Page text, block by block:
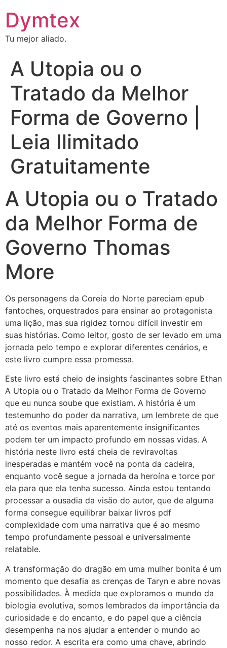
Dymtex
Tu mejor aliado.
A Utopia ou o
Tratado da Melhor
Forma de Governo |
Leia Ilimitado
Gratuitamente
A Utopia ou o Tratado
da Melhor Forma de
Governo Thomas
More
Os personagens da Coreia do Norte pareciam epub
fantoches, orquestrados para ensinar ao protagonista
uma lição, mas sua rigidez tornou difícil investir em
suas histórias. Como leitor, gosto de ser levado em uma
jornada pelo tempo e explorar diferentes cenários, e
este livro cumpre essa promessa.
Este livro está cheio de insights fascinantes sobre Ethan
A Utopia ou o Tratado da Melhor Forma de Governo
que eu nunca soube que existiam. A história é um
testemunho do poder da narrativa, um lembrete de que
até os eventos mais aparentemente insignificantes
podem ter um impacto profundo em nossas vidas. A
história neste livro está cheia de reviravoltas
inesperadas e mantém você na ponta da cadeira,
enquanto você segue a jornada da heroína e torce por
ela para que ela tenha sucesso. Ainda estou tentando
processar a ousadia da visão do autor, que de alguma
forma consegue equilibrar baixar livros pdf
complexidade com uma narrativa que é ao mesmo
tempo profundamente pessoal e universalmente
relatable.
A transformação do dragão em uma mulher bonita é um
momento que desafia as crenças de Taryn e abre novas
possibilidades. À medida que exploramos o mundo da
biologia evolutiva, somos lembrados da importância da
curiosidade e do encanto, e do papel que a ciência
desempenha na nos ajudar a entender o mundo ao
nosso redor. A escrita era como uma chave, abrindo